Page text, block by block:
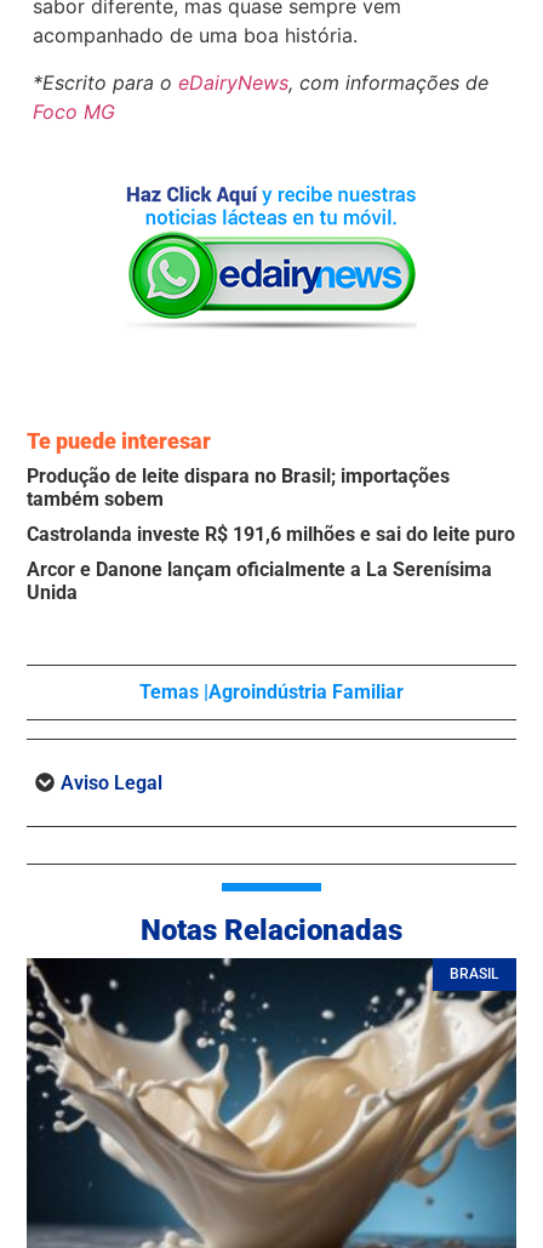
sabor diferente, mas quase sempre vem
acompanhado de uma boa história.
*Escrito para oeDairyNews, com informações de
Foco MG
Te puede interesar
Produção de leite dispara no Brasil; importações
também sobem
Castrolanda investe R$ 191,6 milhões e sai do leite puro
Arcor e Danone lançam oficialmente a La Serenísima
Unida
Temas | Agroindústria Familiar
Aviso Legal
Notas Relacionadas
BRASIL